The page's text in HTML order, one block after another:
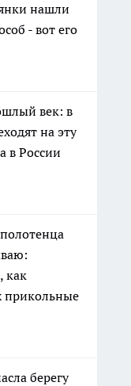
нашли
- вот его
век: в
на эту
в России
как
прикольные
берегу